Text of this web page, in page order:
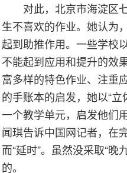
对此，北京市海淀区
生不喜欢的作业。她认为
起到助推作用。一些学校
不能起到应用和提升的效
富多样的特色作业、注重
的手账本的启发，她以“
一个教学单元，启发他们
闻琪告诉中国网记者，在
而“延时”。虽然没采取“
的。